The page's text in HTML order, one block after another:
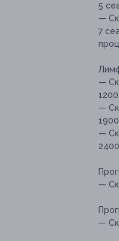
5
—
7
—
—
—
—
—